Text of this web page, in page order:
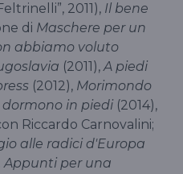
2011), Il bene
di Maschere per un
abbiamo voluto
(2011),A piedi
(2012), Morimondo
in piedi (2014),
Riccardo Carnovalini;
alle radici d'Europa
Appunti per una